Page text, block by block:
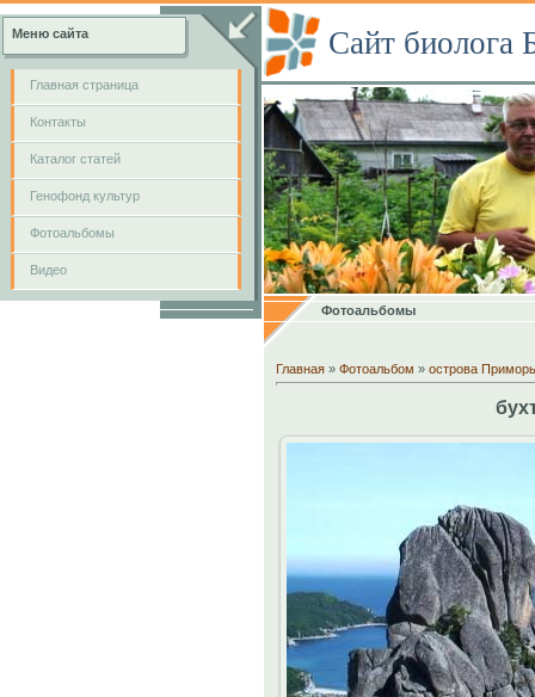
Меню сайта
Главная страница
Контакты
Каталог статей
Генофонд культур
Фотоальбомы
Видео
Сайт биолога
Фотоальбомы
Главная » Фотоальбом » острова